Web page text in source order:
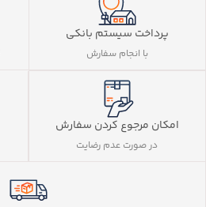
پرداخت سیستم بانکی
با انجام سفارش
امکان مرجوع کردن سفارش
در صورت عدم رضایت